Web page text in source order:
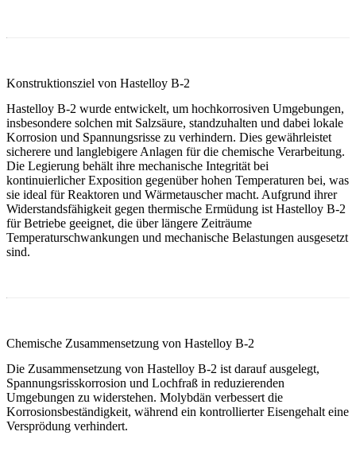
Konstruktionsziel von Hastelloy B-2
Hastelloy B-2 wurde entwickelt, um hochkorrosiven Umgebungen,
insbesondere solchen mit Salzsäure, standzuhalten und dabei lokale
Korrosion und Spannungsrisse zu verhindern. Dies gewährleistet
sicherere und langlebigere Anlagen für die chemische Verarbeitung.
Die Legierung behält ihre mechanische Integrität bei
kontinuierlicher Exposition gegenüber hohen Temperaturen bei, was
sie ideal für Reaktoren und Wärmetauscher macht. Aufgrund ihrer
Widerstandsfähigkeit gegen thermische Ermüdung ist Hastelloy B-2
für Betriebe geeignet, die über längere Zeiträume
Temperaturschwankungen und mechanische Belastungen ausgesetzt
sind.
Chemische Zusammensetzung von Hastelloy B-2
Die Zusammensetzung von Hastelloy B-2 ist darauf ausgelegt,
Spannungsrisskorrosion und Lochfraß in reduzierenden
Umgebungen zu widerstehen. Molybdän verbessert die
Korrosionsbeständigkeit, während ein kontrollierter Eisengehalt eine
Versprödung verhindert.